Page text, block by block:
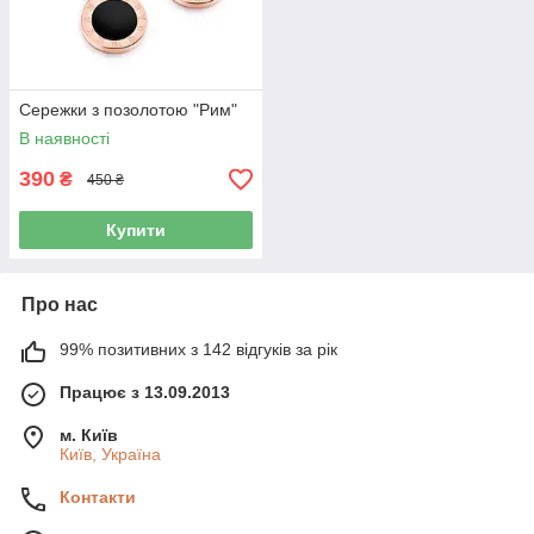
Сережки з позолотою "Рим"
В наявності
390 ₴ 450 ₴
Купити
Про нас
99% позитивних з 142 відгуків за рік
Працює з 13.09.2013
м. Київ
Київ, Україна
Контакти